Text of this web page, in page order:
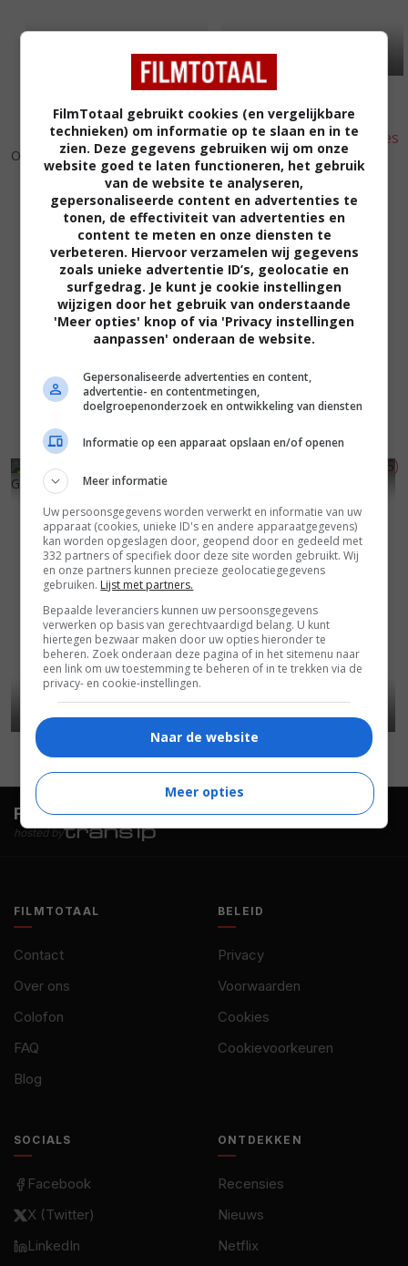
8, 2
Orphée (1950) 5,9
Impasse des Deux Anges
(1948)
6,2
Getuigen spreken (1938)
FilmTotaal.Hét online filmoverzicht.
hosted by
FILMTOTAAL
Contact
Over ons
Colofon
FAQ
Blog
BELEID
Privacy
Voorwaarden
Cookies
Cookievoorkeuren
SOCIALS
Facebook
X (Twitter)
LinkedIn
ONTDEKKEN
Recensies
Nieuws
Netflix
FilmTotaal gebruikt cookies (en vergelijkbare
technieken) om informatie op te slaan en in te
zien. Deze gegevens gebruiken wij om onze
website goed te laten functioneren, het gebruik
van de website te analyseren,
gepersonaliseerde content en advertenties te
tonen, de effectiviteit van advertenties en
content te meten en onze diensten te
verbeteren. Hiervoor verzamelen wij gegevens
zoals unieke advertentie ID’s, geolocatie en
surfgedrag. Je kunt je cookie instellingen
wijzigen door het gebruik van onderstaande
'Meer opties' knop of via 'Privacy instellingen
aanpassen' onderaan de website.
Gepersonaliseerde advertenties en content,
advertentie- en contentmetingen,
doelgroepenonderzoek en ontwikkeling van diensten
Informatie op een apparaat opslaan en/of openen
Meer informatie
Uw persoonsgegevens worden verwerkt en informatie van uw
apparaat (cookies, unieke ID's en andere apparaatgegevens)
kan worden opgeslagen door, geopend door en gedeeld met
332 partners of specifiek door deze site worden gebruikt. Wij
en onze partners kunnen precieze geolocatiegegevens
gebruiken. Lijst met partners.
Bepaalde leveranciers kunnen uw persoonsgegevens
verwerken op basis van gerechtvaardigd belang. U kunt
hiertegen bezwaar maken door uw opties hieronder te
beheren. Zoek onderaan deze pagina of in het sitemenu naar
een link om uw toestemming te beheren of in te trekken via de
privacy- en cookie-instellingen.
Naar de website
Meer opties